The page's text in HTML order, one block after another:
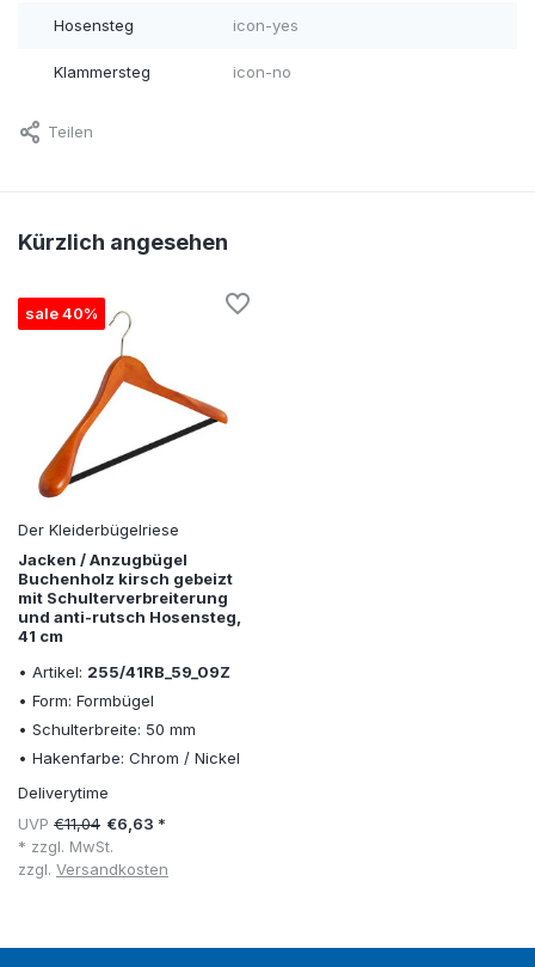
Hosensteg icon-yes
Klammersteg icon-no
Teilen
Kürzlich angesehen
sale 40%
Der Kleiderbügelriese
Jacken / Anzugbügel
Buchenholz kirsch gebeizt
mit Schulterverbreiterung
und anti-rutsch Hosensteg,
41 cm
• Artikel: 255/41RB_59_09Z
• Form: Formbügel
• Schulterbreite: 50 mm
• Hakenfarbe: Chrom / Nickel
Deliverytime
UVP €11,04 €6,63 *
* zzgl. MwSt.
zzgl. Versandkosten